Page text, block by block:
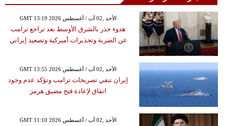
GMT 13:19 2026 الأحد ,02 آب / أغسطس
هدوء حذر بالشرق الأوسط بعد تراجع ترامب
عن الضربة وتحذيرات أميركية وتصعيد إيراني
GMT 13:55 2026 الأحد ,02 آب / أغسطس
إيران تنفي تصريحات ترامب وتؤكد عدم وجود
اتفاق لإعادة فتح مضيق هرمز
GMT 11:10 2026 الأحد ,02 آب / أغسطس